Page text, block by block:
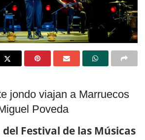
jondo viajan a Marruecos
Poveda
del Festival de las Músicas